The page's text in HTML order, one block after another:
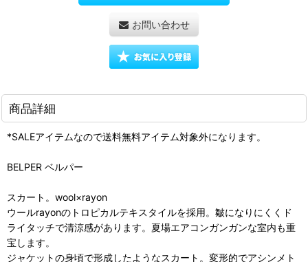
お問い合わせ
商品詳細
*SALEアイテムなので送料無料アイテム対象外になります。
BELPER ベルパー
スカート。wool×rayon
ウールrayonのトロピカルテキスタイルを採用。皺になりにくくド
ライタッチで清涼感があります。夏場エアコンガンガンな室内も重
宝します。
ジャケットの身頃で形成したようなスカート。変形的でアシンメト